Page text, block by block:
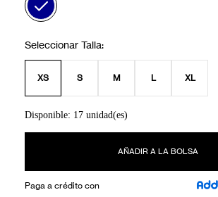
XS S M L XL
Disponible: 17 unidad(es)
AÑADIR A LA BOLSA
Paga a crédito con